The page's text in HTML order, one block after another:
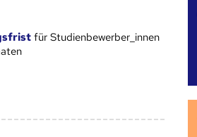
für Studienbewerber_innen